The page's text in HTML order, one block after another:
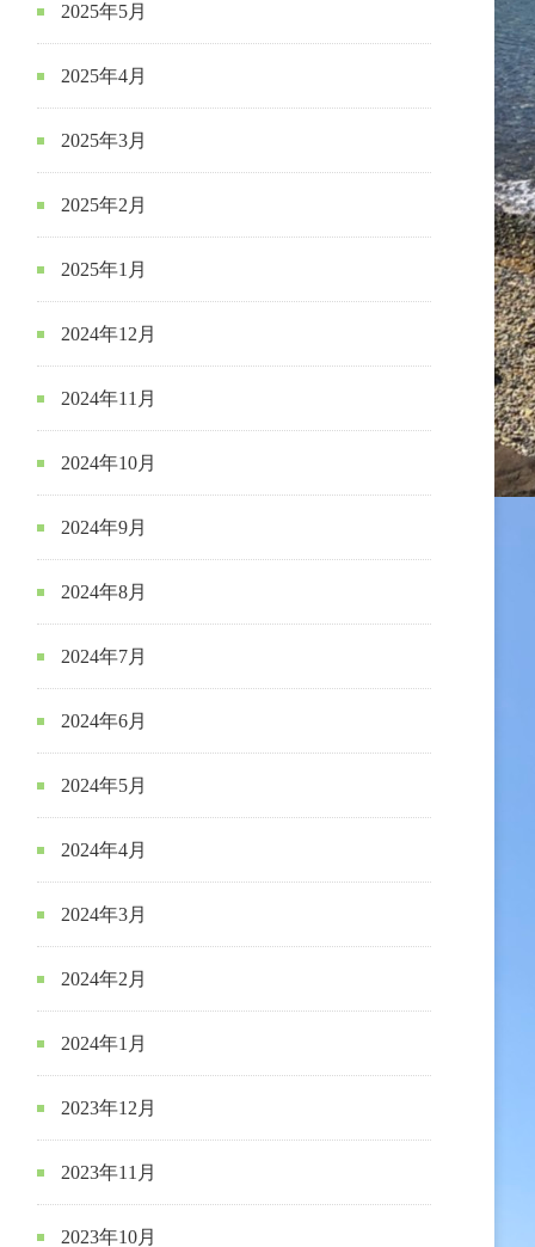
2025年5月
2025年4月
2025年3月
2025年2月
2025年1月
2024年12月
2024年11月
2024年10月
2024年9月
2024年8月
2024年7月
2024年6月
2024年5月
2024年4月
2024年3月
2024年2月
2024年1月
2023年12月
2023年11月
2023年10月